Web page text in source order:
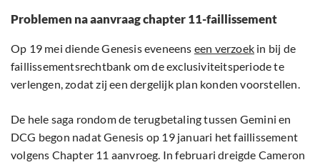
Problemen na aanvraag chapter 11-faillissement
Op 19 mei diende Genesis eveneens een verzoek in bij de
faillissementsrechtbank om de exclusiviteitsperiode te
verlengen, zodat zij een dergelijk plan konden voorstellen.
De hele saga rondom de terugbetaling tussen Gemini en
DCG begon nadat Genesis op 19 januari het faillissement
volgens Chapter 11 aanvroeg. In februari dreigde Cameron